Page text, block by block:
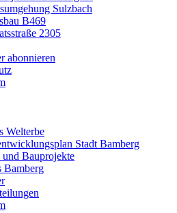
Sulzbach
B469
2305
abonnieren
Welterbe
Stadt Bamberg
und Bauprojekte
Bamberg